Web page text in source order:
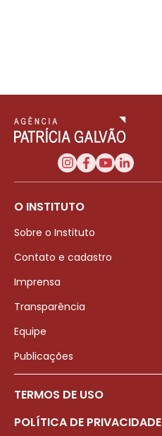
O INSTITUTO
Sobre o Instituto
Contato e cadastro
Imprensa
Transparência
Equipe
Publicações
TERMOS DE USO
POLÍTICA DE PRIVACIDADE